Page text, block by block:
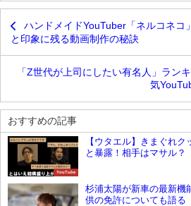
ハンドメイドYouTuber「ネルコネコ
と印象に残る動画制作の秘訣
「Z世代が上司にしたい有名人」ラン
気
おすすめの記事
YouTube
【ウタエル】きまぐれク
と暴露！相手はマサル？
杉浦太陽が新車の最新機
供の免許についても語る